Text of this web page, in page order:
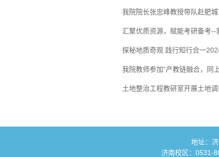
我院院长张忠峰教授带队赴肥
汇聚优质资源，赋能考研备考
探秘地质奇观 践行知行合一
我院教师参加“产教链融合，同
土地整治工程教研室开展土地
地址：
济南校区：0531-